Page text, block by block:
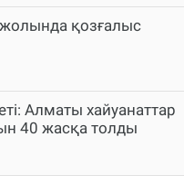
қозғалыс
Алматы хайуанаттар
40 жасқа толды